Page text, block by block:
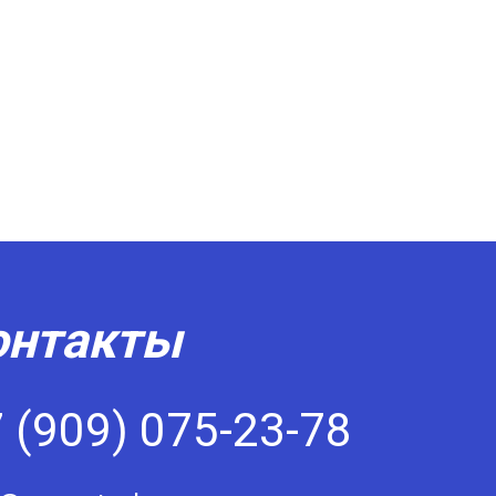
(909) 075-23-78